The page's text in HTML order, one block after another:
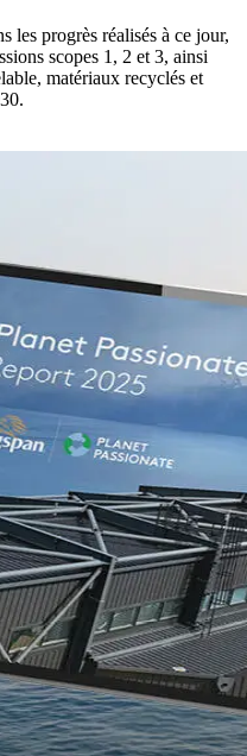
les progrès réalisés à ce jour,
scopes 1, 2 et 3, ainsi
matériaux recyclés et